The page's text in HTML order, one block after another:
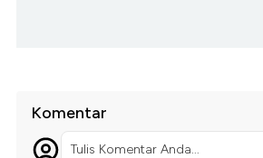
Komentar
Tulis Komentar Anda...